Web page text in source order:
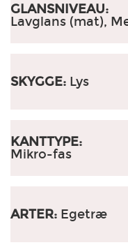
GLANSNIVEAU:
Lavglans (mat),
SKYGGE: Lys
KANTTYPE:
Mikro-fas
ARTER: Egetræ